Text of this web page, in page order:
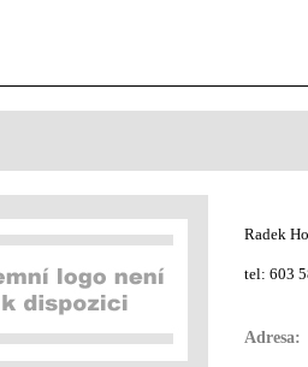
Radek
tel: 603
Adresa: